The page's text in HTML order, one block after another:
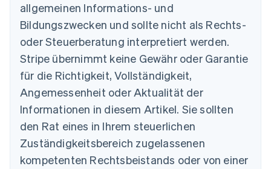
allgemeinen Informations- und
Bildungszwecken und sollte nicht als Rechts-
oder Steuerberatung interpretiert werden.
Stripe übernimmt keine Gewähr oder Garantie
für die Richtigkeit, Vollständigkeit,
Angemessenheit oder Aktualität der
Informationen in diesem Artikel. Sie sollten
den Rat eines in Ihrem steuerlichen
Zuständigkeitsbereich zugelassenen
kompetenten Rechtsbeistands oder von einer
Australien
English
Belgien
Nederlands Français DeutschEnglish
Brasilien
PortuguêsEnglish
English
Dänemark
English
Deutschland
Deutsch English
Estland